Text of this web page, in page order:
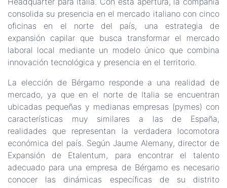
consolida su presencia en el mercado italiano con cinco
oficinas en el norte del país, una estrategia de
expansión capilar que busca transformar el mercado
laboral local mediante un modelo único que combina
innovación tecnológica y presencia en el territorio.
La elección de Bérgamo responde a una realidad de
mercado, ya que en el norte de Italia se encuentran
ubicadas pequeñas y medianas empresas (pymes) con
características muy similares a las de España,
realidades que representan la verdadera locomotora
económica del país. Según Jaume Alemany, director de
Expansión de Etalentum, para encontrar el talento
adecuado para una empresa de Bérgamo es necesario
conocer las dinámicas específicas de su distrito